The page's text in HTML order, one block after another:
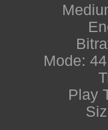
Mode:
Play